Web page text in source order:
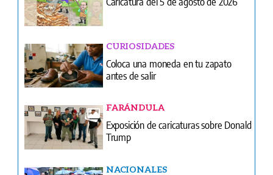
CURIOSIDADES
Coloca una moneda en tu zapato
antes de salir
FARÁNDULA
Exposición de caricaturas sobre Donald
Trump
NACIONALES